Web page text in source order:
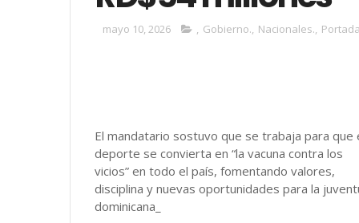
mayo 10, 2026 , Gobierno., Nacionales.,
El mandatario sostuvo que se trabaja para que
deporte se convierta en “la vacuna contra los
vicios” en todo el país, fomentando valores,
disciplina y nuevas oportunidades para la
dominicana_